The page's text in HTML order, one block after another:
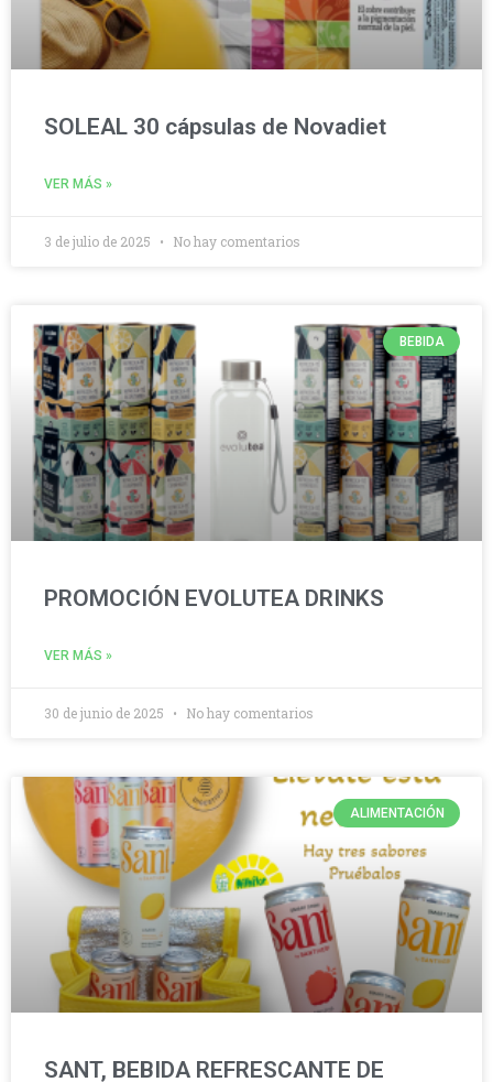
SOLEAL 30 cápsulas de Novadiet
VER MÁS »
3 de julio de 2025 No hay comentarios
BEBIDA
PROMOCIÓN EVOLUTEA DRINKS
VER MÁS »
30 de junio de 2025 No hay comentarios
ALIMENTACIÓN
SANT, BEBIDA REFRESCANTE DE